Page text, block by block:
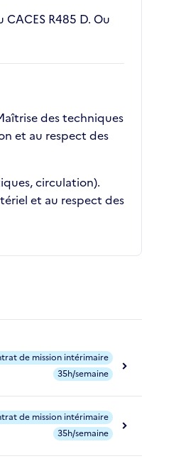
R485 D. Ou
des techniques
et au respect des
circulation).
et au respect des
de mission intérimaire
35h/semaine
de mission intérimaire
35h/semaine